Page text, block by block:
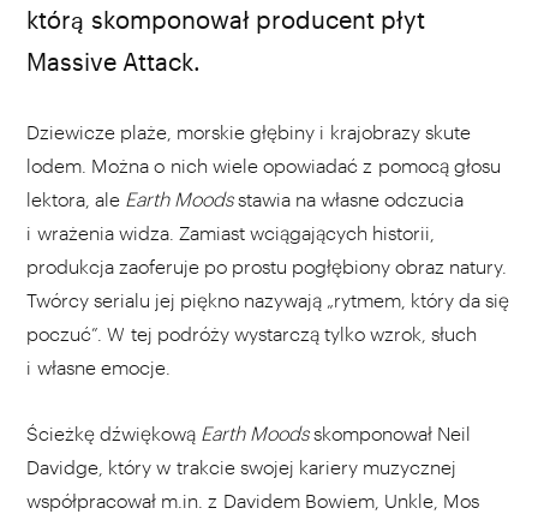
którą skomponował producent płyt
Massive Attack.
Dziewicze plaże, morskie głębiny i krajobrazy skute
lodem. Można o nich wiele opowiadać z pomocą głosu
lektora, ale Earth Moodsstawia na własne odczucia
i wrażenia widza. Zamiast wciągających historii,
produkcja zaoferuje po prostu pogłębiony obraz natury.
Twórcy serialu jej piękno nazywają „rytmem, który da się
poczuć”. W tej podróży wystarczą tylko wzrok, słuch
i własne emocje.
Ścieżkę dźwiękową Earth Moodsskomponował Neil
Davidge, który w trakcie swojej kariery muzycznej
współpracował m.in. z Davidem Bowiem, Unkle, Mos